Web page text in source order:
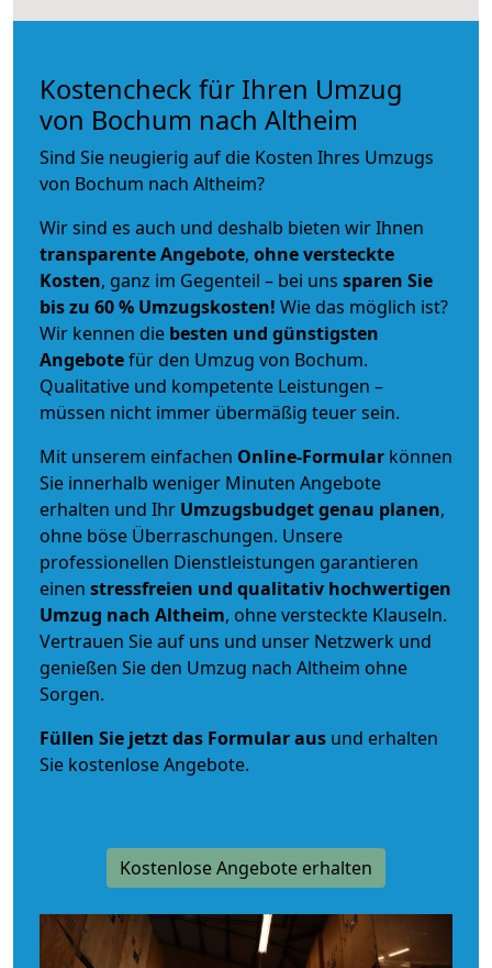
Kostencheck für Ihren Umzug
von Bochum nach Altheim
Sind Sie neugierig auf die Kosten Ihres Umzugs
von Bochum nach Altheim?
Wir sind es auch und deshalb bieten wir Ihnen
transparente Angebote, ohne versteckte
Kosten, ganz im Gegenteil – bei uns sparen Sie
bis zu 60 % Umzugskosten! Wie das möglich ist?
Wir kennen die besten und günstigsten
Angebotefür den Umzug von Bochum.
Qualitative und kompetente Leistungen –
müssen nicht immer übermäßig teuer sein.
Mit unserem einfachen Online-Formular können
Sie innerhalb weniger Minuten Angebote
erhalten und Ihr Umzugsbudgetgenau planen,
ohne böse Überraschungen. Unsere
professionellen Dienstleistungen garantieren
einen stressfreien und qualitativ hochwertigen
Umzug nach Altheim, ohne versteckte Klauseln.
Vertrauen Sie auf uns und unser Netzwerk und
genießen Sie den Umzug nach Altheim ohne
Sorgen.
Füllen Sie jetzt das Formular aus und erhalten
Sie kostenlose Angebote.
Kostenlose Angebote erhalten